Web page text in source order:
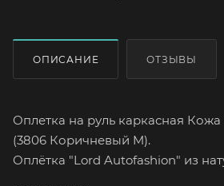
ОПИСАНИЕ ОТЗЫВЫ
Оплетка на руль каркасная
(3806 Коричневый M).
Оплётка "Lord Autofashion" из